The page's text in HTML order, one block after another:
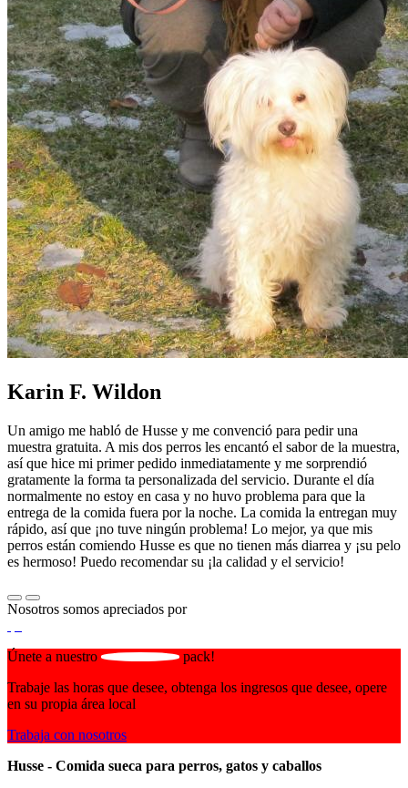
Karin F. Wildon
Un amigo me habló de Husse y me convenció para pedir una
muestra gratuita. A mis dos perros les encantó el sabor de la muestra,
así que hice mi primer pedido inmediatamente y me sorprendió
gratamente la forma ta personalizada del servicio. Durante el día
normalmente no estoy en casa y no huvo problema para que la
entrega de la comida fuera por la noche. La comida la entregan muy
rápido, así que ¡no tuve ningún problema! Lo mejor, ya que mis
perros están comiendo Husse es que no tienen más diarrea y ¡su pelo
es hermoso! Puedo recomendar su ¡la calidad y el servicio!
Nosotros somos apreciados por
Únete a nuestro
pack!
Trabaje las horas que desee, obtenga los ingresos que desee, opere
en su propia área local
Trabaja con nosotros
Husse - Comida sueca para perros, gatos y caballos